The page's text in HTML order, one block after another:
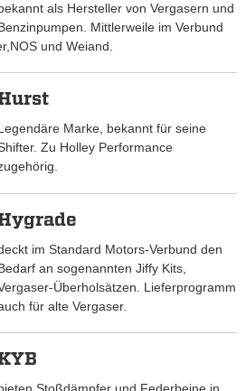
als Hersteller von Vergasern und
Mittlerweile im Verbund
und Weiand.
Marke, bekannt für seine
Zu Holley Performance
im Standard Motors-Verbund den
an sogenannten Jiffy Kits,
Überholsätzen. Lieferprogramm
für alte Vergaser.